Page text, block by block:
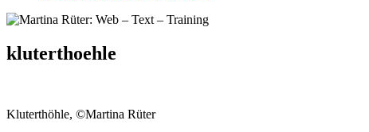
kluterthoehle
Kluterthöhle, ©Martina Rüter